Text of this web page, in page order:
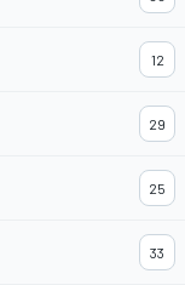
12
29
25
33